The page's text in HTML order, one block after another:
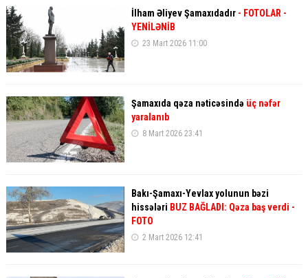
İlham Əliyev Şamaxıdadır - FOTOLAR -
YENİLƏNİB
23 Mart 2026 11:00
Şamaxıda qəza nəticəsində üç nəfər
yaralanıb
8 Mart 2026 23:41
Bakı-Şamaxı-Yevlax yolunun bəzi
hissələri BUZ BAĞLADI: Qəza baş verdi -
FOTO
2 Mart 2026 12:41